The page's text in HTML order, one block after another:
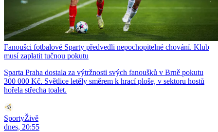
Fanoušci fotbalové Sparty předvedli nepochopitelné chování. Klub
musí zaplatit tučnou pokutu
Sparta Praha dostala za výtržnosti svých fanoušků v Brně pokutu
300 000 Kč. Světlice letěly směrem k hrací ploše, v sektoru hostů
hořela střecha toalet.
SportyŽivě
dnes, 20:55